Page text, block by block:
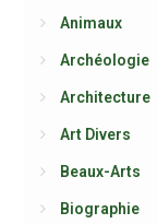
Animaux
Archéologie
Architecture
Art Divers
Beaux-Arts
Biographie